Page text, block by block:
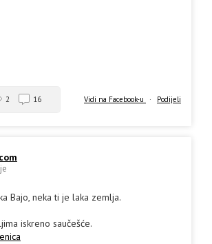
Vidi na Facebook-u · Podijeli
2 16
Bajo, neka ti je laka zemlja.
iskreno saučešće.